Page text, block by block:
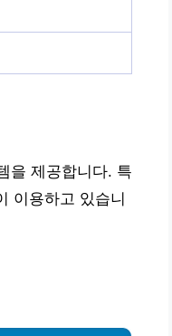
을 제공합니다. 특
이용하고 있습니